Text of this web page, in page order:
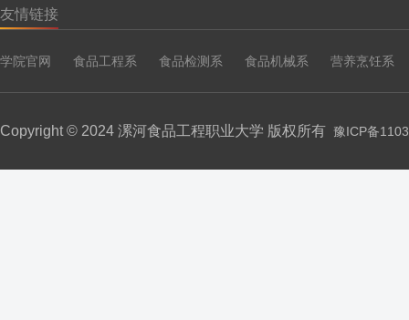
友情链接
学院官网 食品工程系 食品检测系 食品机械系 营养烹饪系
Copyright © 2024 漯河食品工程职业大学 版权所有 豫ICP备